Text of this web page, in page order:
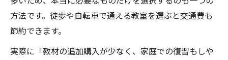
方法です。徒歩や自転車で通える教室を選ぶと交通費も
節約できます。
実際に「教材の追加購入が少なく、家庭での復習もしや